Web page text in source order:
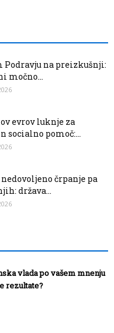
Podravju na preizkušnji:
močno...
evrov luknje za
socialno pomoč:...
črpanje pa
država...
vlada po vašem mnenju
rezultate?